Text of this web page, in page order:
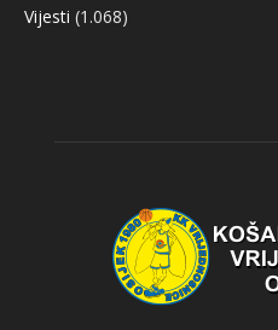
Vijesti (1.068)